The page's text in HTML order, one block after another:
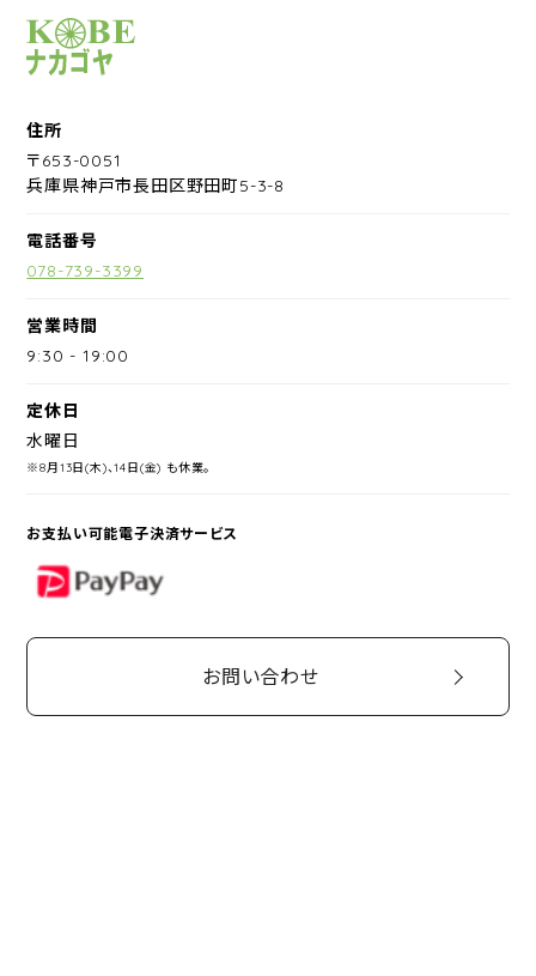
サイクルショップナカゴヤ
住所
〒653-0051
兵庫県神戸市長田区野田町5-3-8
電話番号
078-739-3399
営業時間
9:30 -19:00
定休日
水曜日
※8月13日(木)、14日(金) も休業。
お支払い可能電子決済サービス
PayPay
お問い合わせ